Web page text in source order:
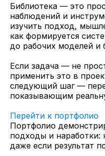
Библиотека — это
наблюдений и
изучить подход,
как формируется
до рабочих моделей и
Если задача — не
применить это в
следующий шаг —
показывающим
Перейти к портфолио
Портфолио
подходы и наработки:
даже если результат